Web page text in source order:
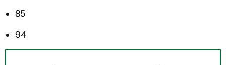
85
94